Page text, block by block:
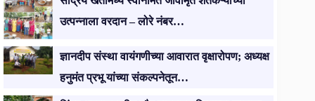
उत्पन्नाला वरदान – लोरे नंबर…
ज्ञानदीप संस्था वायंगणीच्या आवारात वृक्षारोपण; अध्यक्ष
हनुमंत प्रभू यांच्या संकल्पनेतून…